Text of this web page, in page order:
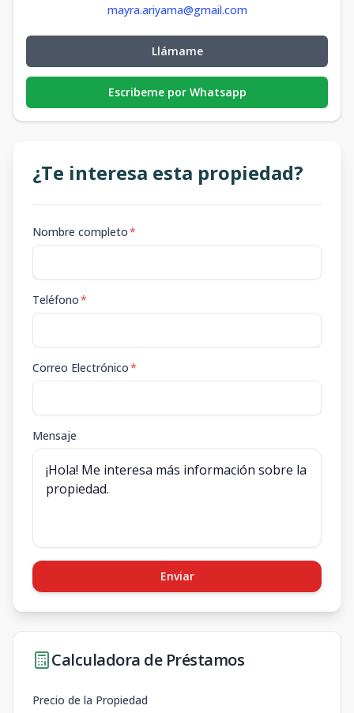
mayra.ariyama@gmail.com
Llámame
Escribeme por Whatsapp
¿Te interesa esta propiedad?
Nombre completo*
Teléfono*
Correo Electrónico*
Mensaje
Enviar
Calculadora de Préstamos
Precio de la Propiedad